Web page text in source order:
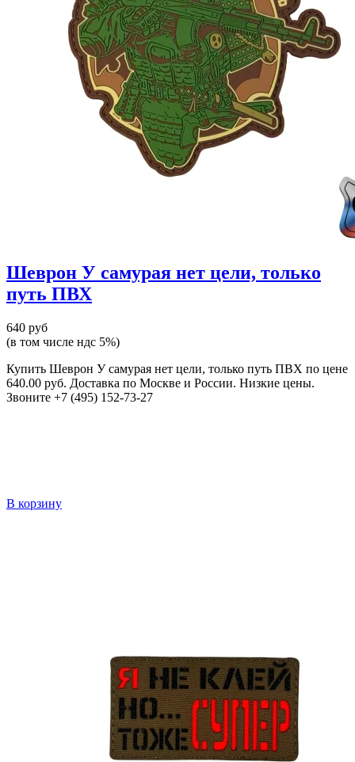
Шеврон У самурая нет цели, только
путь ПВХ
640 руб
(в том числе ндс 5%)
Купить Шеврон У самурая нет цели, только путь ПВХ по цене
640.00 руб. Доставка по Москве и России. Низкие цены.
Звоните +7 (495) 152-73-27
В корзину